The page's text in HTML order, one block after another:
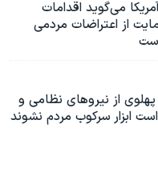
می‌گوید اقدامات
از اعتراضات مردمی
از نیروهای نظامی و
ابزار سرکوب مردم نشوند